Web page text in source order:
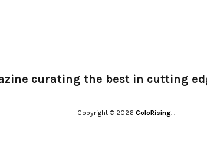
curating the best in cutting
Copyright © 2026 ColoRising